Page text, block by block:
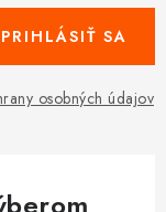
osobných údajov
PRIHLÁSIŤ SA